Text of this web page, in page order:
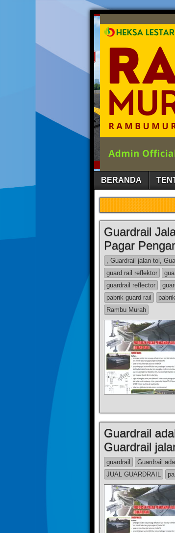
BERANDA
Guardrail
Pagar
, Guardrail jalan tol,
guard rail reflektor
guardrail reflector
pabrik guard rail
Rambu Murah
Guardrail
Guardrail
guardrail Guardrail
JUAL GUARDRAIL